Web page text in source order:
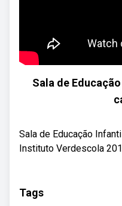
Sala de
Sala de Educação
Instituto Verdescola
Tags